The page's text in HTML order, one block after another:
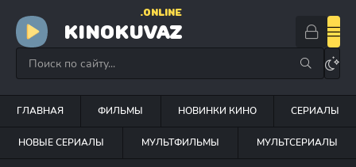
KINOKUVAZ
.ONLINE
ГЛАВНАЯ ФИЛЬМЫ НОВИНКИ КИНО СЕРИАЛЫ
НОВЫЕ СЕРИАЛЫ МУЛЬТФИЛЬМЫ МУЛЬТСЕРИАЛЫ